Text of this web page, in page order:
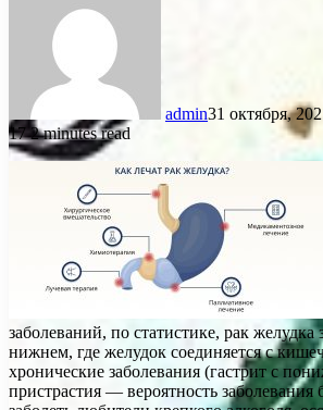
admin31 октября,
172 minutes read
заболеваний, по статистике, рак
нижнем, где желудок соединяется с
хронические заболевания (гастрит с
пристрастия — вероятность